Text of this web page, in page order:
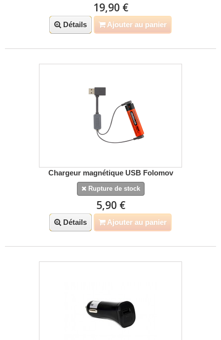
19,90 €
Détails Ajouter au panier
Chargeur magnétique USB Folomov
Rupture de stock
5,90 €
Détails Ajouter au panier